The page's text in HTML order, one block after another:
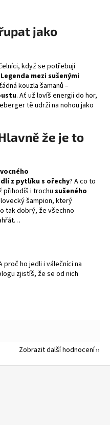
jako
když se potřebují
Legenda mezi sušenými
kouzla šamanů –
. Ať už lovíš energii do hor,
tě udrží na nohou jako
že je to
z pytlíku s ořechy? A co to
přihodíš i trochu sušeného
šampion, který
tak dobrý, že všechno
proč ho jedli i válečníci na
zjistíš, že se od nich
Zobrazit další hodnocení